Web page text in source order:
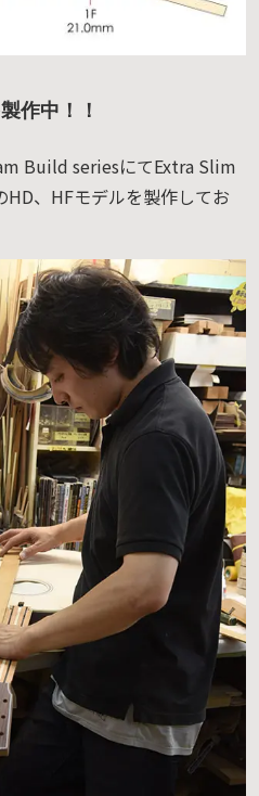
作中！！
Build seriesにてExtra Slim
、HFモデルを製作してお